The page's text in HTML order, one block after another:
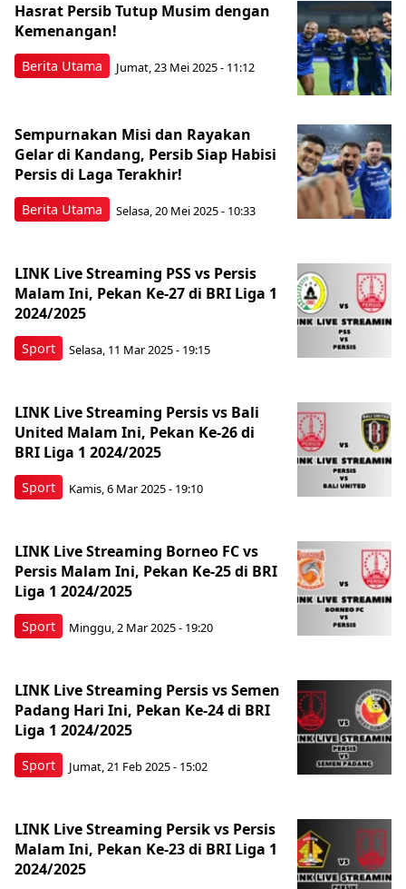
Berita Utama
Hasrat Persib Tutup Musim dengan
Kemenangan!
Jumat, 23 Mei 2025 - 11:12
Berita Utama
Sempurnakan Misi dan Rayakan
Gelar di Kandang, Persib Siap Habisi
Persis di Laga Terakhir!
Selasa, 20 Mei 2025 - 10:33
Sport
LINK Live Streaming PSS vs Persis
Malam Ini, Pekan Ke-27 di BRI Liga 1
2024/2025
Selasa, 11 Mar 2025 - 19:15
Sport
LINK Live Streaming Persis vs Bali
United Malam Ini, Pekan Ke-26 di
BRI Liga 1 2024/2025
Kamis, 6 Mar 2025 - 19:10
Sport
LINK Live Streaming Borneo FC vs
Persis Malam Ini, Pekan Ke-25 di BRI
Liga 1 2024/2025
Minggu, 2 Mar 2025 - 19:20
Sport
LINK Live Streaming Persis vs Semen
Padang Hari Ini, Pekan Ke-24 di BRI
Liga 1 2024/2025
Jumat, 21 Feb 2025 - 15:02
LINK Live Streaming Persik vs Persis
Malam Ini, Pekan Ke-23 di BRI Liga 1
2024/2025